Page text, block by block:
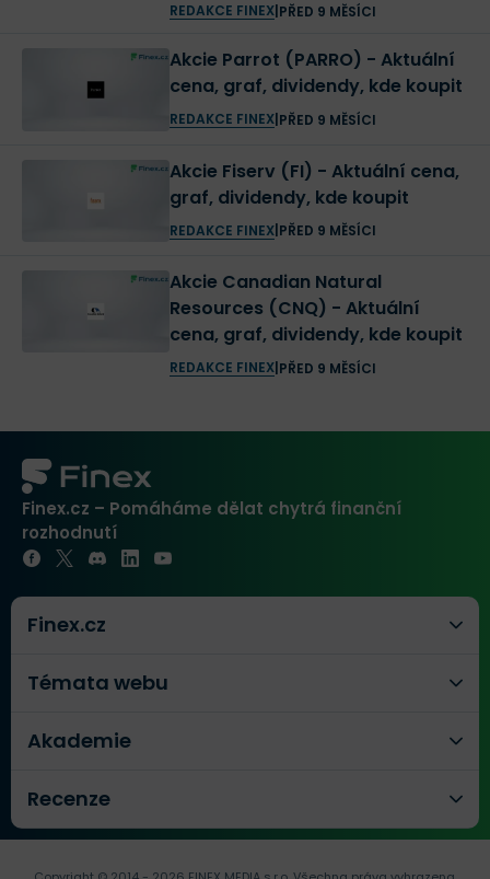
REDAKCE FINEX| PŘED 9 MĚSÍCI
Akcie Parrot (PARRO) - Aktuální
cena, graf, dividendy, kde koupit
REDAKCE FINEX| PŘED 9 MĚSÍCI
Akcie Fiserv (FI) - Aktuální cena,
graf, dividendy, kde koupit
REDAKCE FINEX| PŘED 9 MĚSÍCI
Akcie Canadian Natural
Resources (CNQ) - Aktuální
cena, graf, dividendy, kde koupit
REDAKCE FINEX| PŘED 9 MĚSÍCI
Finex.cz – Pomáháme dělat chytrá finanční
rozhodnutí
Finex.cz
Témata webu
Akademie
Recenze